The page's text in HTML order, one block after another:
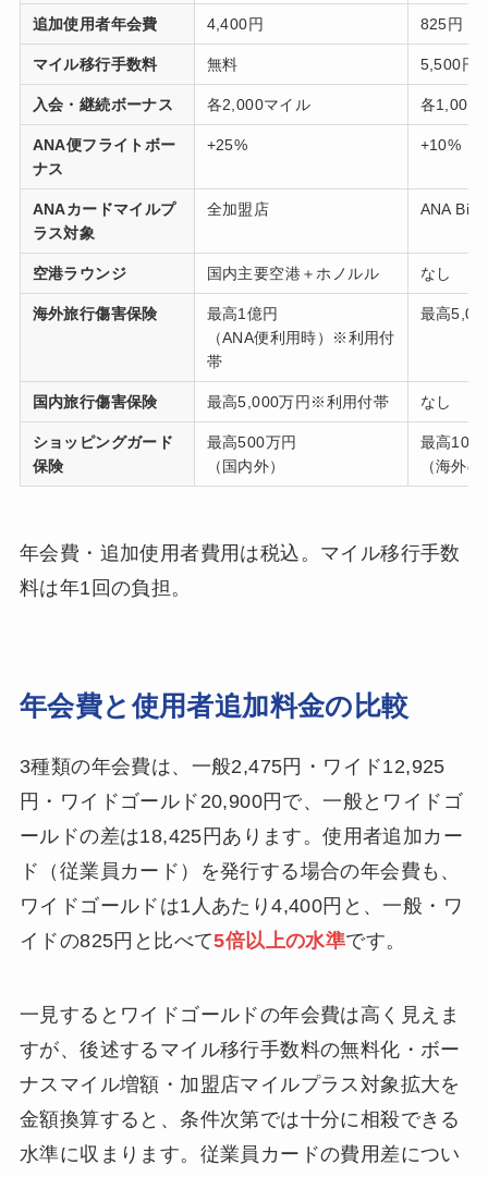
追加使用者年会費 4,400円 825円
マイル移行手数料 無料 5,500円/
入会・継続ボーナス 各2,000マイル 各1,000
ANA便フライトボー
ナス
+25% +10%
ANAカードマイルプ
ラス対象
全加盟店 ANA Biz
空港ラウンジ 国内主要空港＋ホノルル なし
海外旅行傷害保険
最高1億円
（ANA便利用時）※利用付
帯
最高
国内旅行傷害保険 最高5,000万円※利用付帯 なし
ショッピングガード
保険
最高500万円
（国内外）
最高100
（海外
年会費・追加使用者費用は税込。マイル移行手数
料は年1回の負担。
年会費と使用者追加料金の比較
3種類の年会費は、一般2,475円・ワイド12,925
円・ワイドゴールド20,900円で、一般とワイドゴ
ールドの差は18,425円あります。使用者追加カー
ド（従業員カード）を発行する場合の年会費も、
ワイドゴールドは1人あたり4,400円と、一般・ワ
イドの825円と比べて5倍以上の水準です。
一見するとワイドゴールドの年会費は高く見えま
すが、後述するマイル移行手数料の無料化・ボー
ナスマイル増額・加盟店マイルプラス対象拡大を
金額換算すると、条件次第では十分に相殺できる
水準に収まります。従業員カードの費用差につい